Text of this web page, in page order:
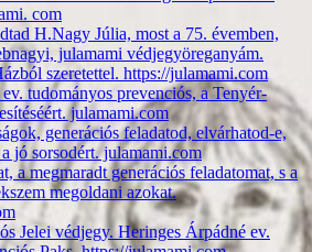
com
H.Nagy Júlia, most a 75. évemben,
julamami védjegyöreganyám.
szeretettel. https://julamami.com
tudományos prevenciós, a Tenyér-
julamami.com
generációs feladatod, elvárhatod-e,
jó sorsodért. julamami.com
a megmaradt generációs feladatomat, s a
megoldani azokat.
Jelei védjegy. Heringes Árpádné ev.